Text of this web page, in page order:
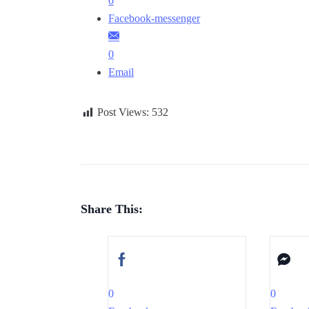
Facebook-messenger
0
Email
Post Views: 532
Share This:
0
0